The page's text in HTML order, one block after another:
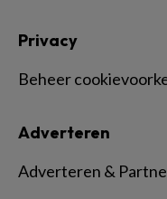
Adverteren
Adverteren &
Privacy
Beheer